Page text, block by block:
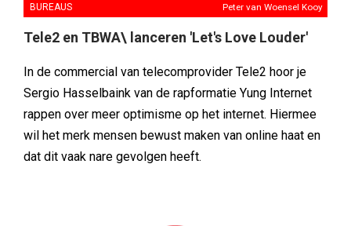
BUREAUS Peter van Woensel Kooy
Tele2 en TBWA\ lanceren 'Let's Love Louder'
In de commercial van telecomprovider Tele2 hoor je
Sergio Hasselbaink van de rapformatie Yung Internet
rappen over meer optimisme op het internet. Hiermee
wil het merk mensen bewust maken van online haat en
dat dit vaak nare gevolgen heeft.